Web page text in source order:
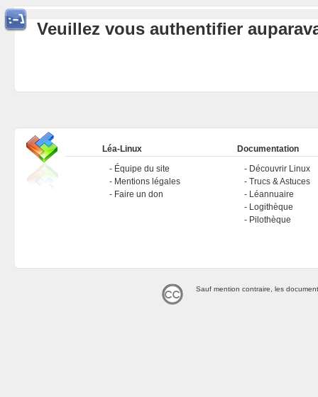
Veuillez vous authentifier
Léa-Linux
Équipe du site
Mentions légales
Faire un don
Documentation
Découvrir Linux
Trucs & Astuces
Léannuaire
Logithèque
Pilothèque
Sauf mention contraire, les